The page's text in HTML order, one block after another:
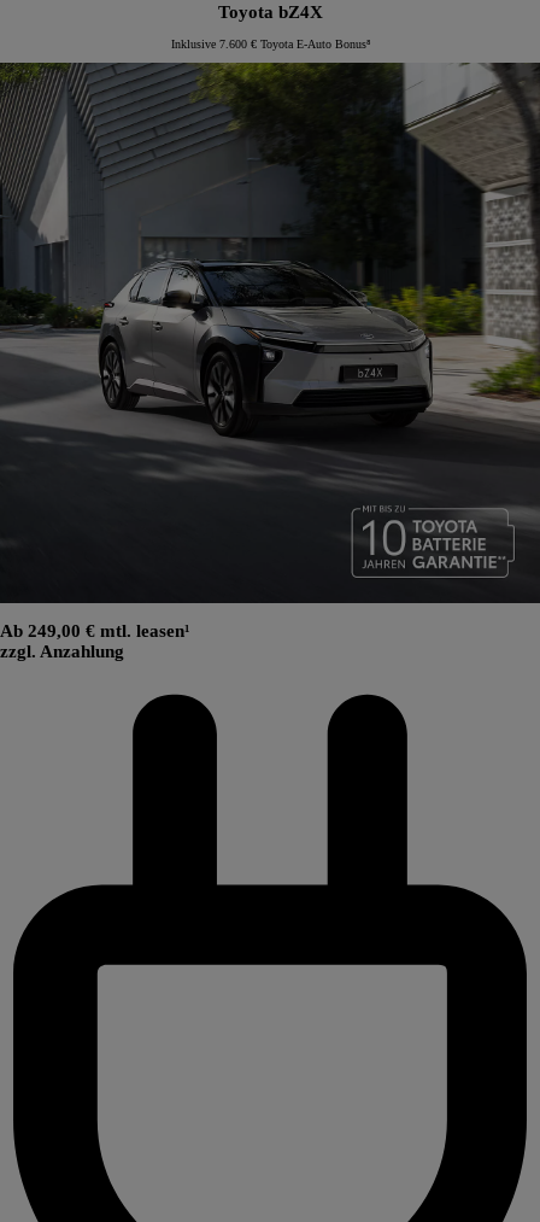
Toyota bZ4X
Inklusive 7.600 € Toyota E-Auto Bonus⁸
Ab 249,00 € mtl. leasen¹
zzgl. Anzahlung